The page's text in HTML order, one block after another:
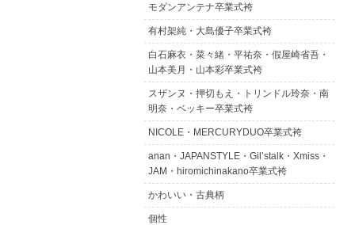
モダンアンテナ卒業式袴
有村架純・大島優子卒業式袴
白石麻衣・菜々緒・平祐奈・假屋崎省吾・
山本美月・山本彩卒業式袴
スザンヌ・押切もえ・トリンドル玲奈・南
明奈・ベッキー卒業式袴
NICOLE・MERCURYDUO卒業式袴
anan・JAPANSTYLE・Gil’stalk・Xmiss・
JAM・hiromichinakano卒業式袴
かわいい・古典柄
個性